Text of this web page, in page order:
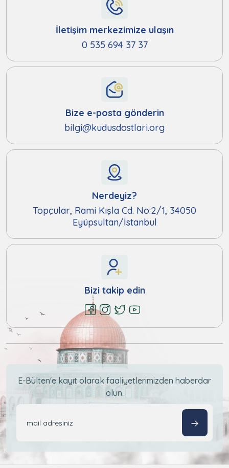
İletişim merkezimize ulaşın
0 535 694 37 37
Bize e-posta gönderin
bilgi@kudusdostlari.org
Nerdeyiz?
Topçular, Rami Kışla Cd. No:2/1, 34050
Eyüpsultan/İstanbul
Bizi takip edin
E-Bülten'e kayıt olarak faaliyetlerimizden haberdar
olun.